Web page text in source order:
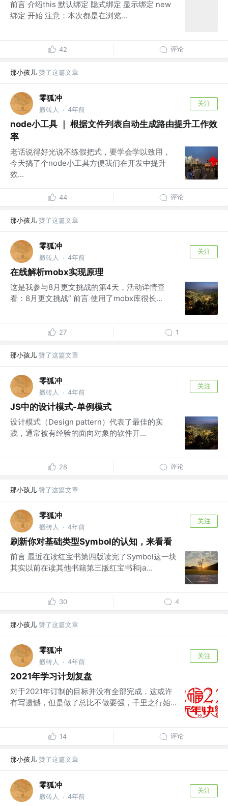
前言 介绍this 默认绑定 隐式绑定 显示绑定 new
绑定 开始 注意：本次都是在浏览...
42 评论
那小孩儿 赞了这篇文章
零狐冲
搬砖人 · 4年前
关注
node小工具 ｜ 根据文件列表自动生成路由提升工作效
率
老话说得好光说不练假把式，要学会学以致用，
今天搞了个node小工具方便我们在开发中提升
效...
44 评论
那小孩儿 赞了这篇文章
零狐冲
搬砖人 · 4年前
关注
在线解析mobx实现原理
这是我参与8月更文挑战的第4天，活动详情查
看：8月更文挑战” 前言 使用了mobx库很长...
27 1
那小孩儿 赞了这篇文章
零狐冲
搬砖人 · 4年前
关注
JS中的设计模式-单例模式
设计模式（Design pattern）代表了最佳的实
践，通常被有经验的面向对象的软件开...
28 评论
那小孩儿 赞了这篇文章
零狐冲
搬砖人 · 4年前
关注
刷新你对基础类型Symbol的认知，来看看
前言 最近在读红宝书第四版读完了Symbol这一块
其实以前在读其他书籍第三版红宝书和ja...
30 4
那小孩儿 赞了这篇文章
零狐冲
搬砖人 · 4年前
关注
2021年学习计划复盘
对于2021年订制的目标并没有全部完成，这或许
有写遗憾，但是做了总比不做要强，千里之行始...
14 评论
那小孩儿 赞了这篇文章
零狐冲
搬砖人 · 4年前
关注